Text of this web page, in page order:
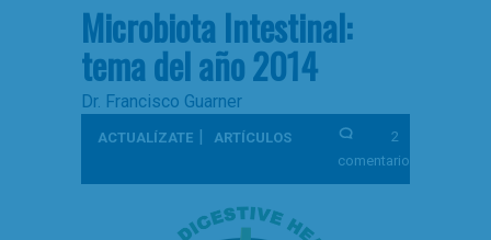
Microbiota Intestinal:
tema del año 2014
Dr. Francisco Guarner
ACTUALÍZATE | ARTÍCULOS
2
comentarios